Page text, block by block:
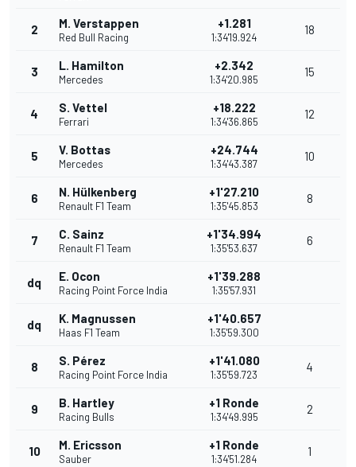
2 M. Verstappen
Red Bull Racing
+1.281
1:34'19.924
18
3 L. Hamilton
Mercedes
+2.342
1:34'20.985
15
4 S. Vettel
Ferrari
+18.222
1:34'36.865
12
5 V. Bottas
Mercedes
+24.744
1:34'43.387
10
6 N. Hülkenberg
Renault F1 Team
+1'27.210
1:35'45.853
8
7 C. Sainz
Renault F1 Team
+1'34.994
1:35'53.637
6
dq E. Ocon
Racing Point Force India
+1'39.288
1:35'57.931
dq K. Magnussen
Haas F1 Team
+1'40.657
1:35'59.300
8 S. Pérez
Racing Point Force India
+1'41.080
1:35'59.723
4
9 B. Hartley
Racing Bulls
+1 Ronde
1:34'49.995
2
10 M. Ericsson
Sauber
+1 Ronde
1:34'51.284
1